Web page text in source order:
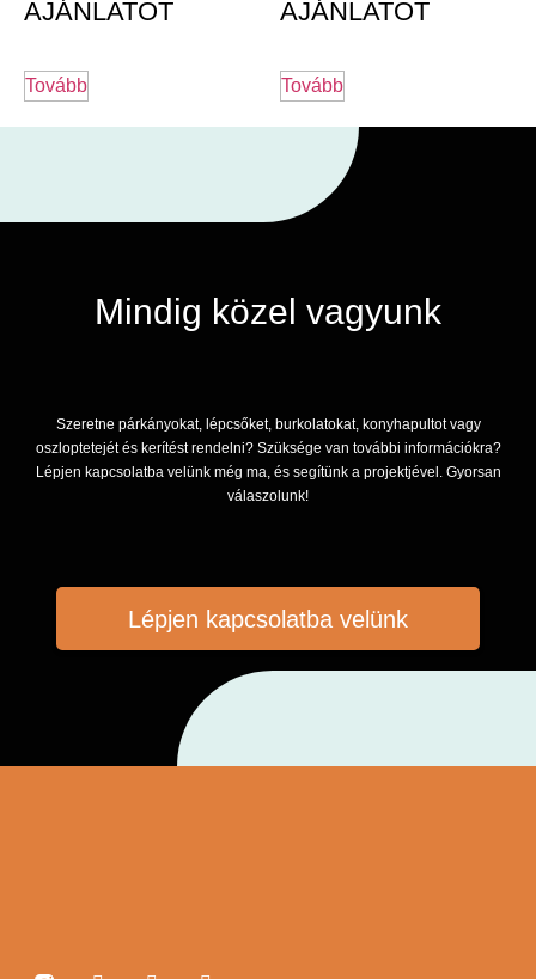
AJÁNLATOT
Tovább
AJÁNLATOT
Tovább
Mindig közel vagyunk
Szeretne párkányokat, lépcsőket, burkolatokat, konyhapultot vagy
oszloptetejét és kerítést rendelni? Szüksége van további információkra?
Lépjen kapcsolatba velünk még ma, és segítünk a projektjével. Gyorsan
válaszolunk!
Lépjen kapcsolatba velünk